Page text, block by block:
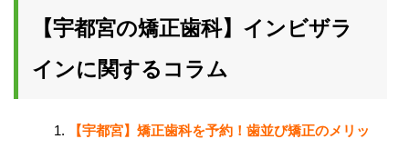
【宇都宮の矯正歯科】インビザラ
インに関するコラム
【宇都宮】矯正歯科を予約！歯並び矯正のメリッ